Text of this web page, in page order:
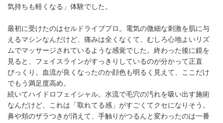
気持ちも軽くなる」体験でした。
最初に受けたのはセルドライブプロ。電気の微細な刺激を肌に与
えるマシンなんだけど、痛みは全くなくて、むしろ心地よいリズ
ムでマッサージされているような感覚でした。終わった後に鏡を
見ると、フェイスラインがすっきりしているのが分かって正直
びっくり。血流が良くなったのか顔色も明るく見えて、ここだけ
でもう満足度高め。
続いてハイドロフェイシャル。水流で毛穴の汚れを吸い出す施術
なんだけど、これは「取れてる感」がすごくてクセになりそう。
鼻や頬のザラつきが消えて、手触りがつるんと変わったのは一番